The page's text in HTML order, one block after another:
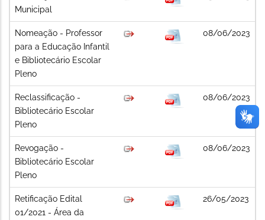
Municipal
Nomeação - Professor
para a Educação Infantil
e Bibliotecário Escolar
Pleno
08/06/2023
Reclassificação -
Bibliotecário Escolar
Pleno
08/06/2023
Revogação -
Bibliotecário Escolar
Pleno
08/06/2023
Retificação Edital
01/2021 - Área da
26/05/2023